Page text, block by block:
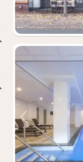
Vorige foto